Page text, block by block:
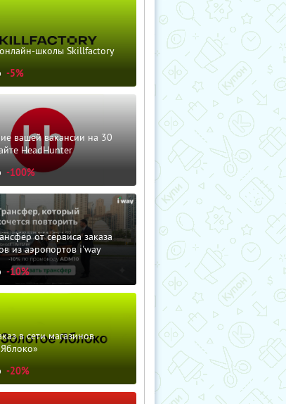
школы Skillfactory
-5%
вашей вакансии на 30
HeadHunter
-100%
от сервиса заказа
из аэропортов i'way
-10%
в сети магазинов
-20%